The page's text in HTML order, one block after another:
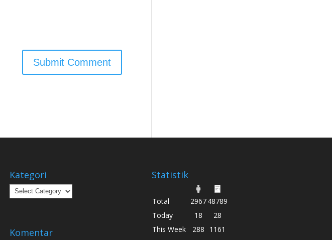
Kategori
Kategori
Komentar
Statistik
Total 296748789
Today
18
28
This Week
288
1161